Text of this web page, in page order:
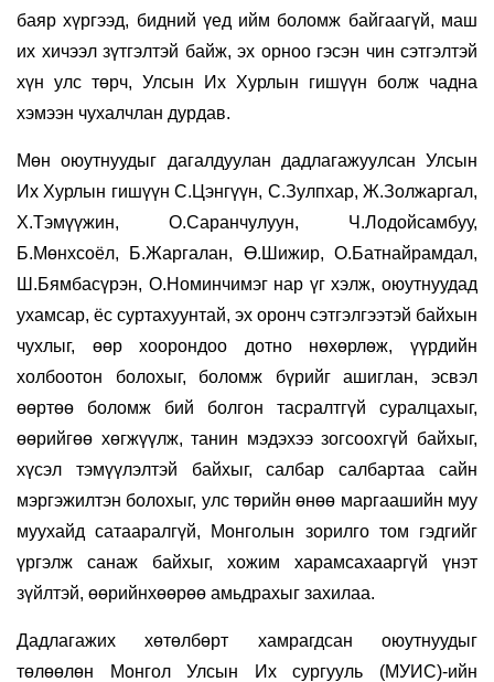
баяр хүргээд, бидний үед ийм боломж байгаагүй, маш
их хичээл зүтгэлтэй байж, эх орноо гэсэн чин сэтгэлтэй
хүн улс төрч, Улсын Их Хурлын гишүүн болж чадна
хэмээн чухалчлан дурдав.
Мөн оюутнуудыг дагалдуулан дадлагажуулсан Улсын
Их Хурлын гишүүн С.Цэнгүүн, С.Зулпхар, Ж.Золжаргал,
Х.Тэмүүжин, О.Саранчулуун, Ч.Лодойсамбуу,
Б.Мөнхсоёл, Б.Жаргалан, Ө.Шижир, О.Батнайрамдал,
Ш.Бямбасүрэн, О.Номинчимэг нар үг хэлж, оюутнуудад
ухамсар, ёс суртахуунтай, эх оронч сэтгэлгээтэй байхын
чухлыг, өөр хоорондоо дотно нөхөрлөж, үүрдийн
холбоотон болохыг, боломж бүрийг ашиглан, эсвэл
өөртөө боломж бий болгон тасралтгүй суралцахыг,
өөрийгөө хөгжүүлж, танин мэдэхээ зогсоохгүй байхыг,
хүсэл тэмүүлэлтэй байхыг, салбар салбартаа сайн
мэргэжилтэн болохыг, улс төрийн өнөө маргаашийн муу
муухайд сатааралгүй, Монголын зорилго том гэдгийг
үргэлж санаж байхыг, хожим харамсахааргүй үнэт
зүйлтэй, өөрийнхөөрөө амьдрахыг захилаа.
Дадлагажих хөтөлбөрт хамрагдсан оюутнуудыг
төлөөлөн Монгол Улсын Их сургууль (МУИС)-ийн